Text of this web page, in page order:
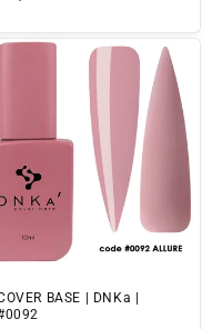
BASE | DNKa |